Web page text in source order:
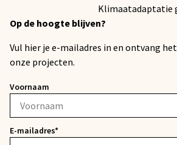
Klimaatadaptatie
Op de hoogte blijven?
Vul hier je e-mailadres in en ontvang
onze projecten.
Voornaam
E-mailadres*